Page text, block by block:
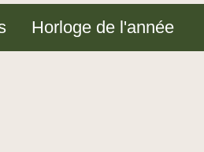
Horloge de l'année